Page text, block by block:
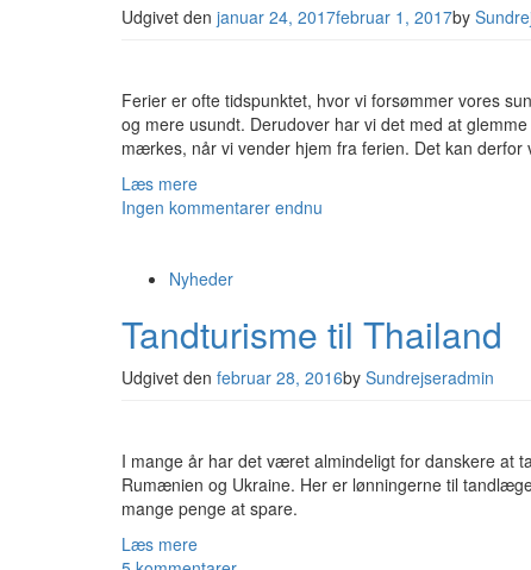
Udgivet den januar 24, 2017februar 1, 2017by
Ferier er ofte tidspunktet, hvor vi forsømmer vores
og mere usundt. Derudover har vi det med at
mærkes, når vi vender hjem fra ferien. Det kan
Læs mere
Ingen kommentarer endnu
Nyheder
Tandturisme til Thailand
Udgivet den februar 28, 2016by Sundrejseradmin
I mange år har det været almindeligt for danskere at
Rumænien og Ukraine. Her er lønningerne til
mange penge at spare.
Læs mere